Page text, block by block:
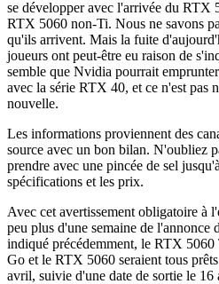
se développer avec l'arrivée du RTX
RTX 5060 non-Ti. Nous ne savons
qu'ils arrivent. Mais la fuite
joueurs ont peut-être eu raison de
semble que Nvidia pourrait
avec la série RTX 40, et ce n'est pas
nouvelle.
Les informations proviennent des
source avec un bon bilan. N'oubliez
prendre avec une pincée de sel
spécifications et les prix.
Avec cet avertissement obligatoire à
peu plus d'une semaine de l'annonce
indiqué précédemment, le RTX
Go et le RTX 5060 seraient tous
avril, suivie d'une date de sortie le